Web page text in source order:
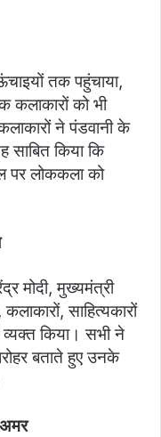
तक पहुंचाया,
कलाकारों को भी
ने पंडवानी के
साबित किया कि
पर लोककला को
मोदी, मुख्यमंत्री
साहित्यकारों
किया। सभी ने
बताते हुए उनके